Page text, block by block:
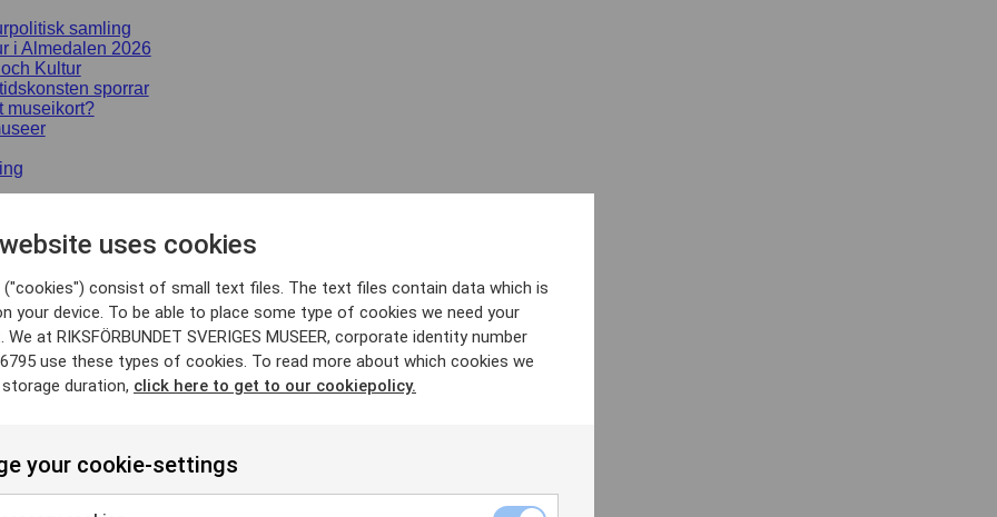
samling
i Almedalen 2026
Kultur
sporrar
museikort?
Sök
uses cookies
("cookies") consist of small text files. The text files contain data which is
your device. To be able to place some type of cookies we need your
at RIKSFÖRBUNDET SVERIGES MUSEER, corporate identity number
use these types of cookies. To read more about which cookies we
duration, click here to get to our cookiepolicy.
your cookie-settings